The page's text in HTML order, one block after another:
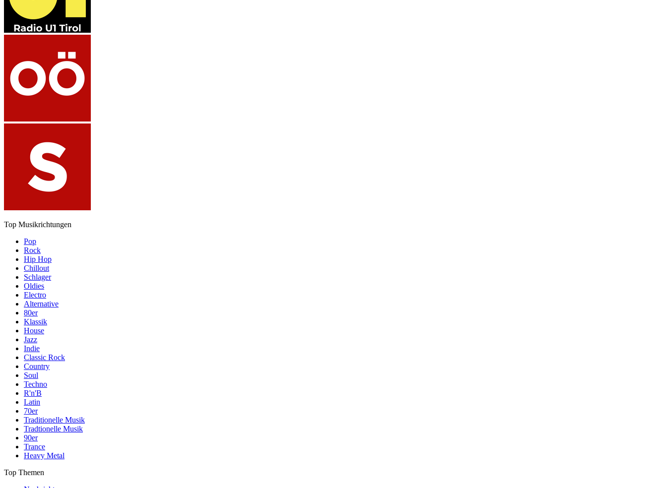
Top Musikrichtungen
Pop
Rock
Hip Hop
Chillout
Schlager
Oldies
Electro
Alternative
80er
Klassik
House
Jazz
Indie
Classic Rock
Country
Soul
Techno
R'n'B
Latin
70er
Traditionelle Musik
Tradtionelle Musik
90er
Trance
Heavy Metal
Top Themen